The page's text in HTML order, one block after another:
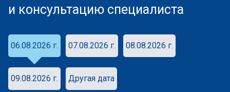
и консультацию специалиста
06.08.2026 г. 07.08.2026 г. 08.08.2026 г.
09.08.2026 г. Другая дата